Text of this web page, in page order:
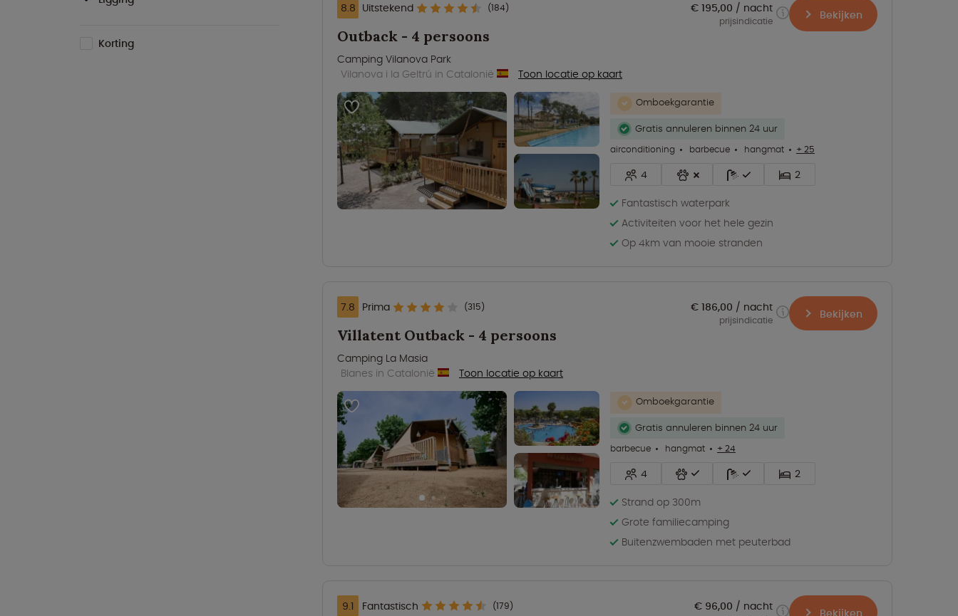
Korting
8.8 Uitstekend (184)
Outback - 4 persoons
Camping Vilanova Park
Vilanova i la Geltrú in Catalonië
Toon locatie op kaart
Omboekgarantie
Gratis annuleren binnen 24 uur
airconditioning
barbecue hangmat + 25
4
2
Fantastisch waterpark
Activiteiten voor het hele gezin
Op 4km van mooie stranden
€ 195,00 nacht
prijsindicatie Bekijken
7.8 Prima (315)
Villatent Outback - 4 persoons
Camping La Masia
Blanes in Catalonië
Toon locatie op kaart
Omboekgarantie
Gratis annuleren binnen 24 uur
barbecue
hangmat + 24
4
2
Strand op 300m
Grote familiecamping
Buitenzwembaden met peuterbad
€ 186,00 nacht
prijsindicatie Bekijken
9.1 Fantastisch (179) € 96,00 nacht Bekijken